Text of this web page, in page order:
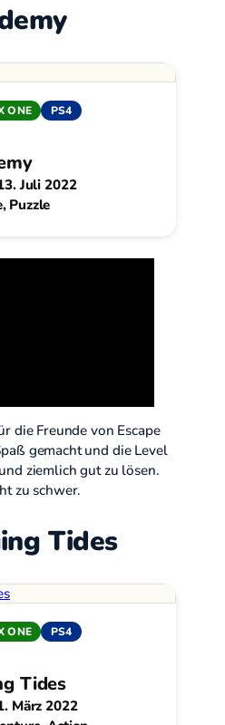
ONE
PS4
Juli 2022
Puzzle
die Freunde von Escape
gemacht und die Level
ziemlich gut zu lösen.
zu schwer.
Tides
ONE
PS4
Tides
März 2022